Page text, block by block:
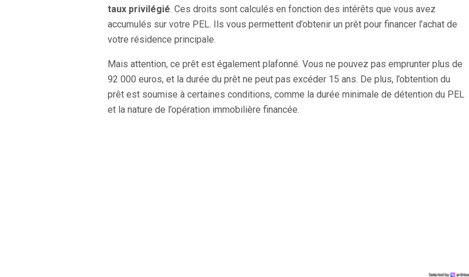
taux privilégié. Ces droits sont calculés en fonction des intérêts que vous avez
accumulés sur votre PEL. Ils vous permettent d’obtenir un prêt pour financer l’achat de
votre résidence principale.
Mais attention, ce prêt est également plafonné. Vous ne pouvez pas emprunter plus de
92 000 euros, et la durée du prêt ne peut pas excéder 15 ans. De plus, l’obtention du
prêt est soumise à certaines conditions, comme la durée minimale de détention du PEL
et la nature de l’opération immobilière financée.